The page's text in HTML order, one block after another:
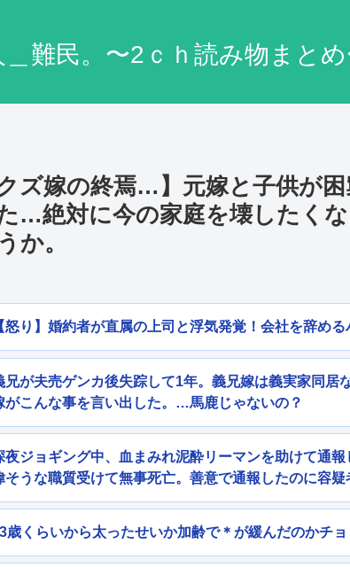
＿難民。〜2ｃｈ読み物まと
クズ嫁の終焉…】元嫁と子供が
…絶対に今の家庭を壊したく
か。
怒り】婚約者が直属の上司と浮気発覚！会社を辞め
兄が夫売ゲンカ後失踪して1年。義兄嫁は義実家同居
がこんな事を言い出した。…馬鹿じゃないの？
夜ジョギング中、血まみれ泥酔リーマンを助けて通
そうな職質受けて無事死亡。善意で通報したのに容疑
歳くらいから太ったせいか加齢で＊が緩んだのかチ